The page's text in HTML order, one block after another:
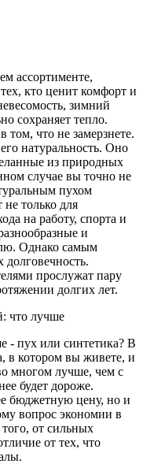
ассортименте,
кто ценит комфорт и
зимний
сохраняет тепло.
что не замерзнете.
натуральность. Оно
из природных
случае вы точно не
пухом
только для
на работу, спорта и
и
Однако самым
прослужат пару
долгих лет.
что лучше
- пух или синтетика? В
в котором вы живете, и
многом лучше, чем с
будет дороже.
бюджетную цену, но и
вопрос экономии в
от сильных
от тех, что